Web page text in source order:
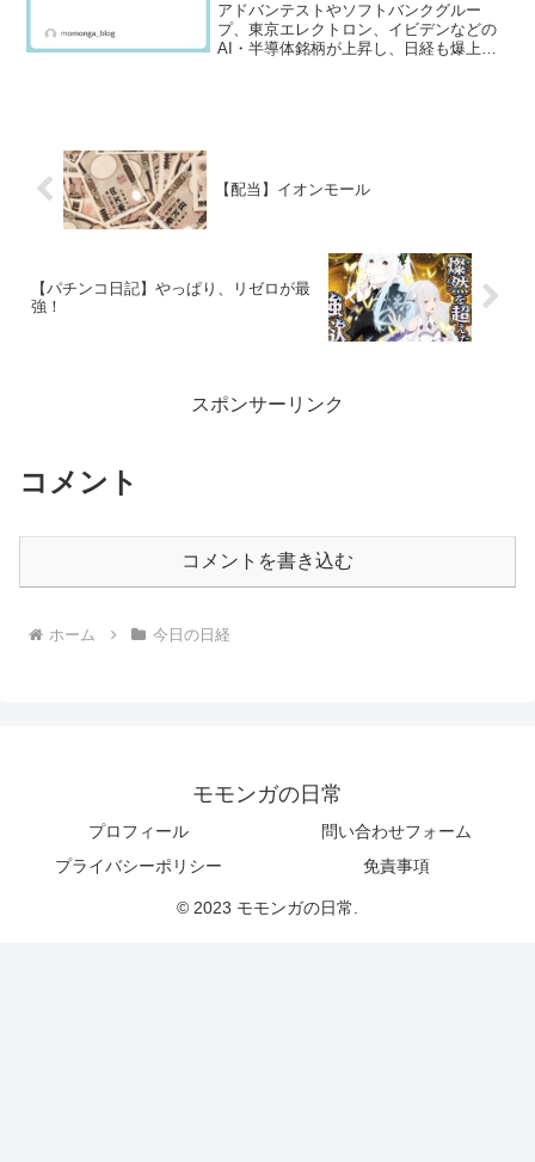
アドバンテストやソフトバンクグルー
プ、東京エレクトロン、イビデンなどの
AI・半導体銘柄が上昇し、日経も爆上
【配当】イオンモール
【パチンコ日記】やっぱり、リゼロが最
強！
スポンサーリンク
コメント
コメントを書き込む
ホーム 今日の日経
モモンガの日常
プロフィール
問い合わせフォーム
プライバシーポリシー
免責事項
© 2023 モモンガの日常.